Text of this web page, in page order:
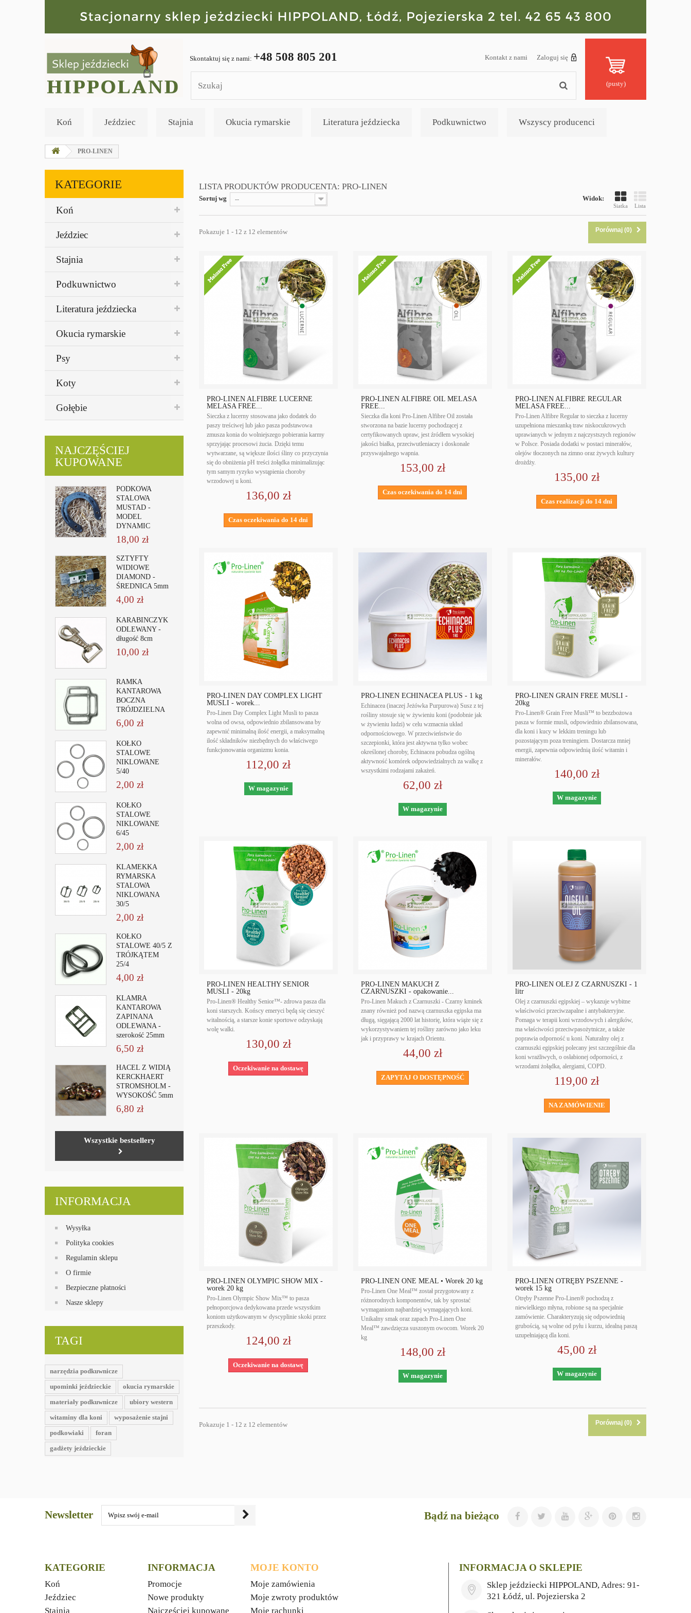
Zaloguj się
Kontakt z nami
Skontaktuj się z nami: +48 508 805 201
(pusty)
Koń Jeździec Stajnia Okucia rymarskie Literatura jeździecka Podkuwnictwo Wszyscy producenci
PRO-LINEN
KATEGORIE
Koń
Jeździec
Stajnia
Podkuwnictwo
Literatura jeździecka
Okucia rymarskie
Psy
Koty
Gołębie
NAJCZĘŚCIEJ
KUPOWANE
PODKOWA
STALOWA
MUSTAD -
MODEL
DYNAMIC
18,00 zł
SZTYFTY
WIDIOWE
DIAMOND -
ŚREDNICA 5mm
4,00 zł
KARABIŃCZYK
ODLEWANY -
długość 8cm
10,00 zł
RAMKA
KANTAROWA
BOCZNA
TRÓJDZIELNA
6,00 zł
KÓŁKO
STALOWE
NIKLOWANE
5/40
2,00 zł
KÓŁKO
STALOWE
NIKLOWANE
6/45
2,00 zł
KLAMEKKA
RYMARSKA
STALOWA
NIKLOWANA
30/5
2,00 zł
KÓŁKO
STALOWE 40/5 Z
TRÓJKĄTEM
25/4
4,00 zł
KLAMRA
KANTAROWA
ZAPINANA
ODLEWANA -
szerokość 25mm
6,50 zł
HACEL Z WIDIĄ
KERCKHAERT
STROMSHOLM -
WYSOKOŚĆ 5mm
6,80 zł
Wszystkie bestsellery
INFORMACJA
Wysyłka
Polityka cookies
Regulamin sklepu
O firmie
Bezpieczne płatności
Nasze sklepy
TAGI
narzędzia podkuwnicze
upominki jeździeckie
okucia rymarskie
materiały podkuwnicze
ubiory western
witaminy dla koni
wyposażenie stajni
podkowiaki
foran
gadżety jeździeckie
LISTA PRODUKTÓW PRODUCENTA: PRO-LINEN
Widok:
Siatka Lista
Sortuj wg --
Porównaj (0)
Pokazuje 1 - 12 z 12 elementów
PRO-LINEN ALFIBRE LUCERNE
MELASA FREE...
Sieczka z lucerny stosowana jako dodatek do
paszy treściwej lub jako pasza podstawowa
zmusza konia do wolniejszego pobierania karmy
sprzyjając procesowi żucia. Dzięki temu
wytwarzane, są większe ilości śliny co przyczynia
się do obniżenia pH treści żołądka minimalizując
tym samym ryzyko wystąpienia choroby
wrzodowej u koni.
136,00 zł
Czas oczekiwania do 14 dni
PRO-LINEN ALFIBRE OIL MELASA
FREE...
Sieczka dla koni Pro-Linen Alfibre Oil została
stworzona na bazie lucerny pochodzącej z
certyfikowanych upraw, jest źródłem wysokiej
jakości białka, przeciwutleniaczy i doskonale
przyswajalnego wapnia.
153,00 zł
Czas oczekiwania do 14 dni
PRO-LINEN ALFIBRE REGULAR
MELASA FREE...
Pro-­Linen Alfibre Regular to sieczka z lucerny
uzupełniona mieszanką traw niskocukrowych
uprawianych w jednym z najczystszych regionów
w Polsce. Posiada dodatki w postaci minerałów,
olejów tłoczonych na zimno oraz żywych kultury
drożdży.
135,00 zł
Czas realizacji do 14 dni
PRO-LINEN DAY COMPLEX LIGHT
MUSLI - worek...
Pro-Linen Day Complex Light Musli to pasza
wolna od owsa, odpowiednio zbilansowana by
zapewnić minimalną ilość energii, a maksymalną
ilość składników niezbędnych do właściwego
funkcjonowania organizmu konia.
112,00 zł
W magazynie
PRO-LINEN ECHINACEA PLUS - 1 kg
Echinacea (inaczej Jeżówka Purpurowa) Susz z tej
rośliny stosuje się w żywieniu koni (podobnie jak
w żywieniu ludzi) w celu wzmacnia układ
odpornościowego. W przeciwieństwie do
szczepionki, która jest aktywna tylko wobec
określonej choroby, Echinacea pobudza ogólną
aktywność komórek odpowiedzialnych za walkę z
wszystkimi rodzajami zakażeń.
62,00 zł
W magazynie
PRO-LINEN GRAIN FREE MUSLI -
20kg
Pro-Linen® Grain Free Musli™ to bezzbożowa
pasza w formie musli, odpowiednio zbilansowana,
dla koni i kucy w lekkim treningu lub
pozostającym poza treningiem. Dostarcza mniej
energii, zapewnia odpowiednią ilość witamin i
minerałów.
140,00 zł
W magazynie
PRO-LINEN HEALTHY SENIOR
MUSLI - 20kg
Pro-Linen® Healthy Senior™- zdrowa pasza dla
koni starszych. Końscy emeryci będą się cieszyć
witalnością, a starsze konie sportowe odzyskają
wolę walki.
130,00 zł
Oczekiwanie na dostawę
PRO-LINEN MAKUCH Z
CZARNUSZKI - opakowanie...
Pro-Linen Makuch z Czarnuszki - Czarny kminek
znany również pod nazwą czarnuszka egipska ma
długą, sięgającą 2000 lat historię, która wiąże się z
wykorzystywaniem tej rośliny zarówno jako leku
jak i przyprawy w krajach Orientu.
44,00 zł
ZAPYTAJ O DOSTĘPNOŚĆ
PRO-LINEN OLEJ Z CZARNUSZKI - 1
litr
Olej z czarnuszki egipskiej – wykazuje wybitne
właściwości przeciwzapalne i antybakteryjne.
Pomaga w terapii koni wrzodowych i alergików,
ma właściwości przeciwpasożytnicze, a także
poprawia odporność u koni. Naturalny olej z
czarnuszki egipskiej polecany jest szczególnie dla
koni wrażliwych, o osłabionej odporności, z
wrzodami żołądka, alergiami, COPD.
119,00 zł
NA ZAMÓWIENIE
PRO-LINEN OLYMPIC SHOW MIX -
worek 20 kg
Pro-Linen Olympic Show Mix™ to pasza
pełnoporcjowa dedykowana przede wszystkim
koniom użytkowanym w dyscyplinie skoki przez
przeszkody.
124,00 zł
Oczekiwanie na dostawę
PRO-LINEN ONE MEAL • Worek 20 kg
Pro-Linen One Meal™ został przygotowany z
różnorodnych komponentów, tak by sprostać
wymaganiom najbardziej wymagających koni.
Unikalny smak oraz zapach Pro-Linen One
Meal™ zawdzięcza suszonym owocom. Worek 20
kg
148,00 zł
W magazynie
PRO-LINEN OTRĘBY PSZENNE -
worek 15 kg
Otręby Pszenne Pro-Linen® pochodzą z
niewielkiego młyna, robione są na specjalnie
zamówienie. Charakteryzują się odpowiednią
grubością, są wolne od pyłu i kurzu, idealną paszą
uzupełniającą dla koni.
45,00 zł
W magazynie
Porównaj (0)
Pokazuje 1 - 12 z 12 elementów
Newsletter Bądź na bieżąco
KATEGORIE
Koń
Jeździec
Stajnia
INFORMACJA
Promocje
Nowe produkty
Najczęściej kupowane
MOJE KONTO
Moje zamówienia
Moje zwroty produktów
Moje rachunki
INFORMACJA O SKLEPIE
Sklep jeździecki HIPPOLAND, Adres: 91-
321 Łódź, ul. Pojezierska 2